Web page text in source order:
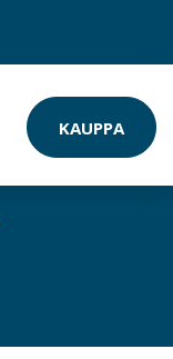
KAUPPA